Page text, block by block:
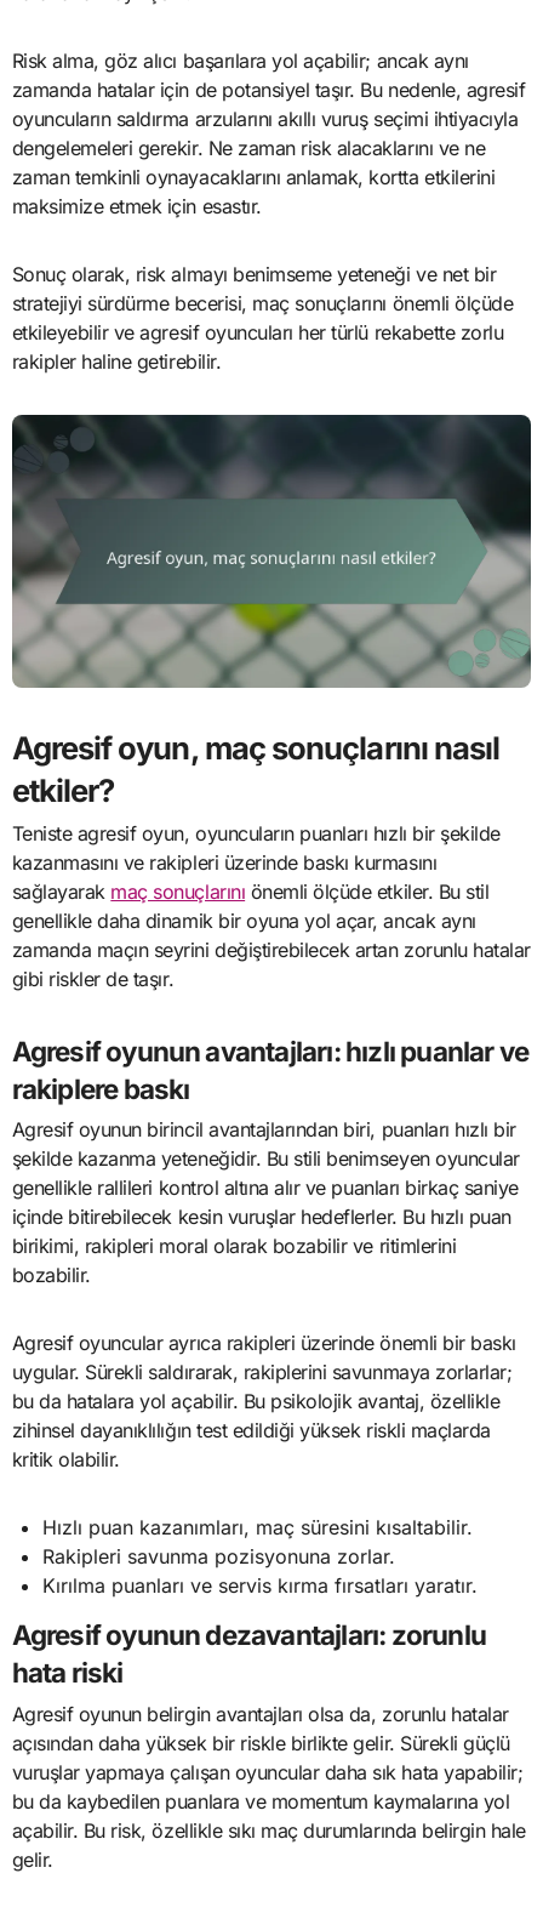
Risk alma, göz alıcı başarılara yol açabilir; ancak aynı
zamanda hatalar için de potansiyel taşır. Bu nedenle, agresif
oyuncuların saldırma arzularını akıllı vuruş seçimi ihtiyacıyla
dengelemeleri gerekir. Ne zaman risk alacaklarını ve ne
zaman temkinli oynayacaklarını anlamak, kortta etkilerini
maksimize etmek için esastır.
Sonuç olarak, risk almayı benimseme yeteneği ve net bir
stratejiyi sürdürme becerisi, maç sonuçlarını önemli ölçüde
etkileyebilir ve agresif oyuncuları her türlü rekabette zorlu
rakipler haline getirebilir.
Agresif oyun, maç sonuçlarını nasıl
etkiler?
Teniste agresif oyun, oyuncuların puanları hızlı bir şekilde
kazanmasını ve rakipleri üzerinde baskı kurmasını
sağlayarak maç sonuçlarını önemli ölçüde etkiler. Bu stil
genellikle daha dinamik bir oyuna yol açar, ancak aynı
zamanda maçın seyrini değiştirebilecek artan zorunlu hatalar
gibi riskler de taşır.
Agresif oyunun avantajları: hızlı puanlar ve
rakiplere baskı
Agresif oyunun birincil avantajlarından biri, puanları hızlı bir
şekilde kazanma yeteneğidir. Bu stili benimseyen oyuncular
genellikle rallileri kontrol altına alır ve puanları birkaç saniye
içinde bitirebilecek kesin vuruşlar hedeflerler. Bu hızlı puan
birikimi, rakipleri moral olarak bozabilir ve ritimlerini
bozabilir.
Agresif oyuncular ayrıca rakipleri üzerinde önemli bir baskı
uygular. Sürekli saldırarak, rakiplerini savunmaya zorlarlar;
bu da hatalara yol açabilir. Bu psikolojik avantaj, özellikle
zihinsel dayanıklılığın test edildiği yüksek riskli maçlarda
kritik olabilir.
Hızlı puan kazanımları, maç süresini kısaltabilir.
Rakipleri savunma pozisyonuna zorlar.
Kırılma puanları ve servis kırma fırsatları yaratır.
Agresif oyunun dezavantajları: zorunlu
hata riski
Agresif oyunun belirgin avantajları olsa da, zorunlu hatalar
açısından daha yüksek bir riskle birlikte gelir. Sürekli güçlü
vuruşlar yapmaya çalışan oyuncular daha sık hata yapabilir;
bu da kaybedilen puanlara ve momentum kaymalarına yol
açabilir. Bu risk, özellikle sıkı maç durumlarında belirgin hale
gelir.